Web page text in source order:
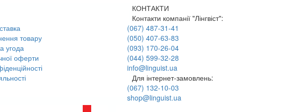
товару
угода
оферти
КОНТАКТИ
Контакти компанії "Лінгвіст":
(067) 487-31-41
(050) 407-63-83
(093) 170-26-04
(044) 599-32-28
info@linguist.ua
Для інтернет-замовлень:
(067) 132-10-03
shop@linguist.ua